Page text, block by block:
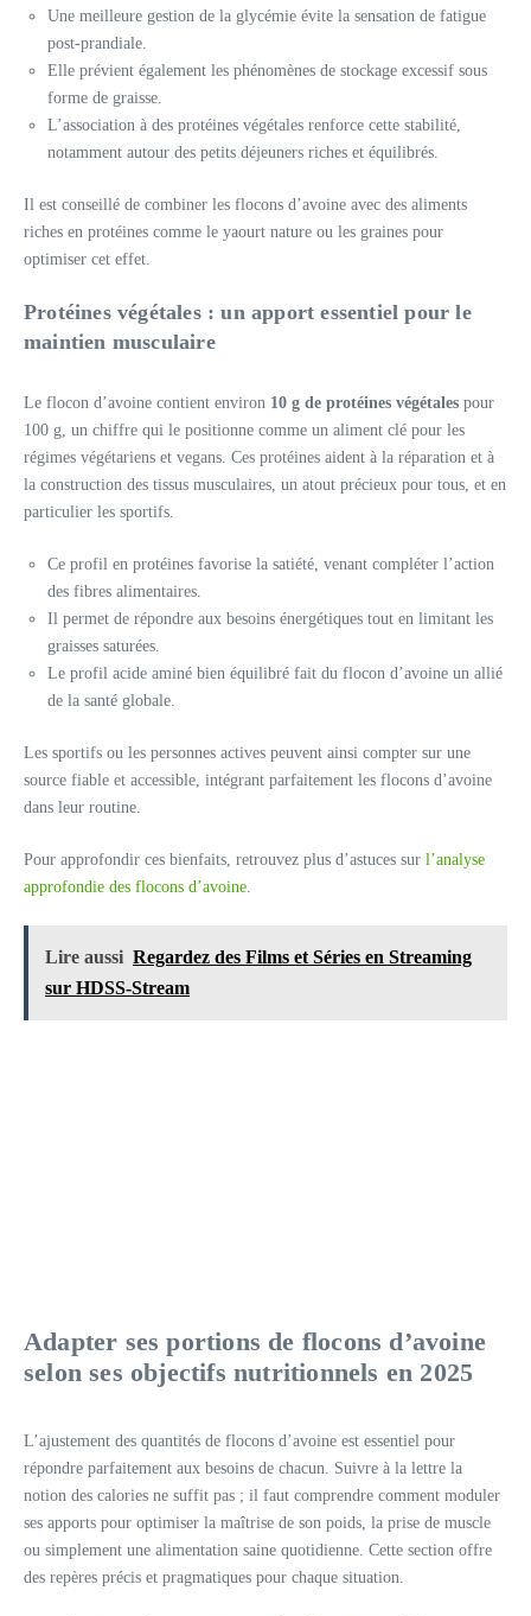
Une meilleure gestion de la glycémie évite la sensation de fatigue
post-prandiale.
Elle prévient également les phénomènes de stockage excessif sous
forme de graisse.
L’association à des protéines végétales renforce cette stabilité,
notamment autour des petits déjeuners riches et équilibrés.
Il est conseillé de combiner les flocons d’avoine avec des aliments
riches en protéines comme le yaourt nature ou les graines pour
optimiser cet effet.
Protéines végétales : un apport essentiel pour le
maintien musculaire
Le flocon d’avoine contient environ 10 g de protéines végétales pour
100 g, un chiffre qui le positionne comme un aliment clé pour les
régimes végétariens et vegans. Ces protéines aident à la réparation et à
la construction des tissus musculaires, un atout précieux pour tous, et en
particulier les sportifs.
Ce profil en protéines favorise la satiété, venant compléter l’action
des fibres alimentaires.
Il permet de répondre aux besoins énergétiques tout en limitant les
graisses saturées.
Le profil acide aminé bien équilibré fait du flocon d’avoine un allié
de la santé globale.
Les sportifs ou les personnes actives peuvent ainsi compter sur une
source fiable et accessible, intégrant parfaitement les flocons d’avoine
dans leur routine.
Pour approfondir ces bienfaits, retrouvez plus d’astuces sur l’analyse
approfondie des flocons d’avoine.
Lire aussi Regardez des Films et Séries en Streaming
sur HDSS-Stream
Adapter ses portions de flocons d’avoine
selon ses objectifs nutritionnels en 2025
L’ajustement des quantités de flocons d’avoine est essentiel pour
répondre parfaitement aux besoins de chacun. Suivre à la lettre la
notion des calories ne suffit pas ; il faut comprendre comment moduler
ses apports pour optimiser la maîtrise de son poids, la prise de muscle
ou simplement une alimentation saine quotidienne. Cette section offre
des repères précis et pragmatiques pour chaque situation.